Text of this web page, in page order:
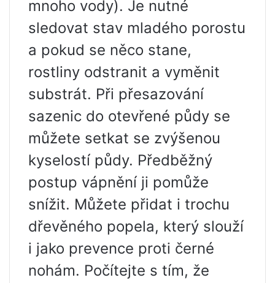
mnoho vody). Je nutné
sledovat stav mladého porostu
a pokud se něco stane,
rostliny odstranit a vyměnit
substrát. Při přesazování
sazenic do otevřené půdy se
můžete setkat se zvýšenou
kyselostí půdy. Předběžný
postup vápnění ji pomůže
snížit. Můžete přidat i trochu
dřevěného popela, který slouží
i jako prevence proti černé
nohám. Počítejte s tím, že